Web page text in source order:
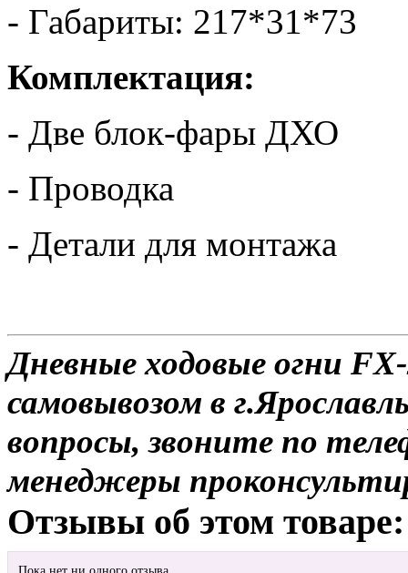
- Габариты: 217*31*73
Комплектация:
- Две блок-фары ДХО
- Проводка
- Детали для монтажа
Дневные ходовые огни
самовывозом в
вопросы, звоните по
менеджеры
Отзывы об этом товаре: